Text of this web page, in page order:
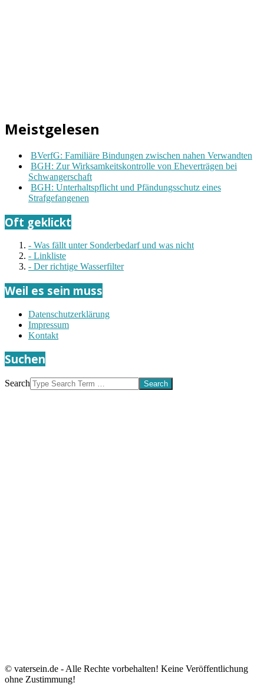
Meistgelesen
BVerfG: Familiäre Bindungen zwischen nahen Verwandten
BGH: Zur Wirksamkeitskontrolle von Eheverträgen bei
Schwangerschaft
BGH: Unterhaltspflicht und Pfändungsschutz eines
Strafgefangenen
Oft geklickt
- Was fällt unter Sonderbedarf und was nicht
- Linkliste
- Der richtige Wasserfilter
Weil es sein muss
Datenschutzerklärung
Impressum
Kontakt
Suchen
Search
© vatersein.de - Alle Rechte vorbehalten! Keine Veröffentlichung
ohne Zustimmung!